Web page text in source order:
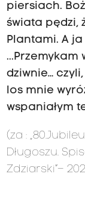
piersiach.
świata pędzi,
Plantami. A
dziwnie…
los mnie
wspaniałym
(za :
Długoszu.
Zdziarski”–